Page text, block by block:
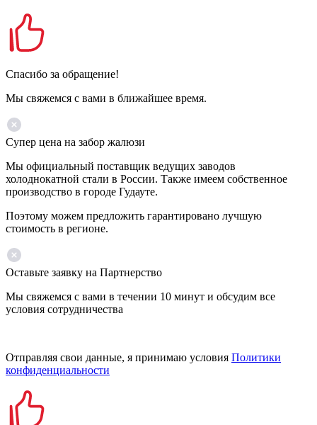
Спасибо за обращение!
Мы свяжемся с вами в ближайшее время.
Супер цена на забор жалюзи
Мы официальный поставщик ведущих заводов
холоднокатной стали в России. Также имеем собственное
производство в городе Гудауте.
Поэтому можем предложить гарантировано лучшую
стоимость в регионе.
Оставьте заявку на Партнерство
Мы свяжемся с вами в течении 10 минут и обсудим все
условия сотрудничества
Отправляя свои данные, я принимаю условия Политики
конфиденциальности